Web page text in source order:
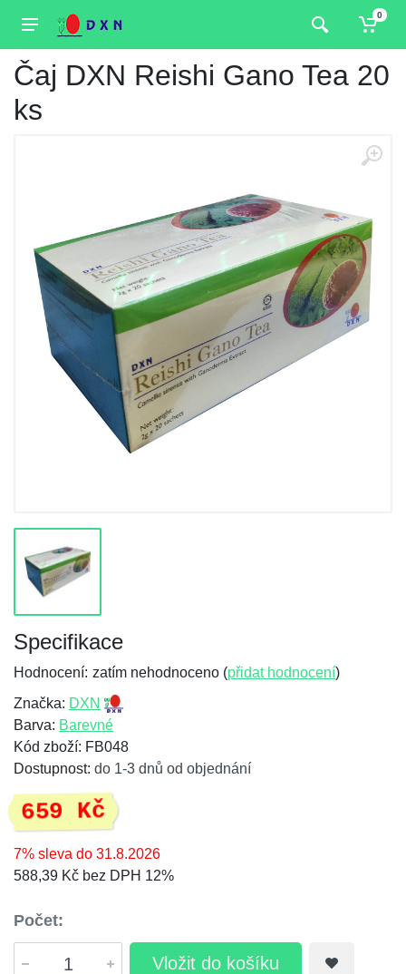
0
Čaj DXN Reishi Gano Tea 20
ks
Specifikace
Hodnocení: zatím nehodnoceno (přidat hodnocení)
Značka: DXN
Barva: Barevné
Kód zboží: FB048
Dostupnost: do 1-3 dnů od objednání
659 Kč
7% sleva do 31.8.2026
588,39 Kč bez DPH 12%
Počet:
Vložit do košíku